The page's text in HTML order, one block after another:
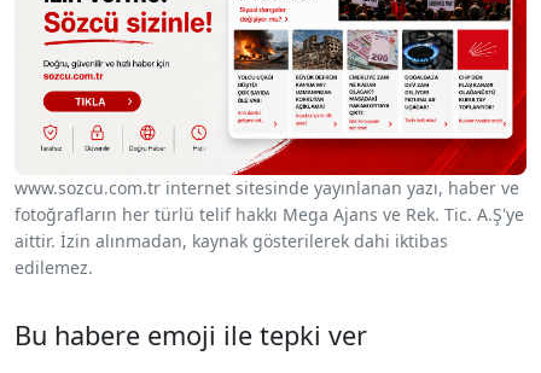
www.sozcu.com.tr internet sitesinde yayınlanan yazı, haber ve
fotoğrafların her türlü telif hakkı Mega Ajans ve Rek. Tic. A.Ş'ye
aittir. İzin alınmadan, kaynak gösterilerek dahi iktibas
edilemez.
Bu habere emoji ile tepki ver